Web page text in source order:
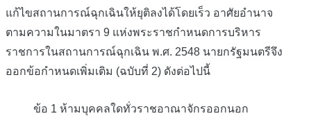
แก้ไขสถานการณ์ฉุกเฉินให้ยุติลงได้โดยเร็ว อาศัยอำนาจ
ตามความในมาตรา 9 แห่งพระราชกำหนดการบริหาร
ราชการในสถานการณ์ฉุกเฉิน พ.ศ. 2548 นายกรัฐมนตรีจึง
ออกข้อกำหนดเพิ่มเติม (ฉบับที่ 2) ดังต่อไปนี้
ข้อ 1 ห้ามบุคคลใดทั่วราชอาณาจักรออกนอก